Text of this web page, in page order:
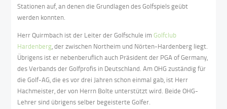
Stationen auf, an denen die Grundlagen des Golfspiels geübt
werden konnten.
Herr Quirmbach ist der Leiter der Golfschule imGolfclub
Hardenberg, der zwischen Northeim und Nörten-Hardenberg liegt.
Übrigens ist er nebenberuflich auch Präsident der PGA of Germany,
des Verbands der Golfprofis in Deutschland. Am OHG zuständig für
die Golf-AG, die es vor drei Jahren schon einmal gab, ist Herr
Hachmeister, der von Herrn Bolte unterstützt wird. Beide OHG-
Lehrer sind übrigens selber begeisterte Golfer.